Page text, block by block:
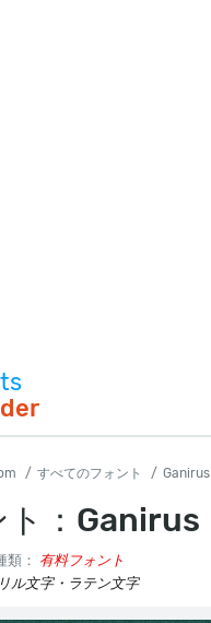
すべてのフォント Ganirus
ト：Ganirus
類： 有料フォント
ル文字・ラテン文字